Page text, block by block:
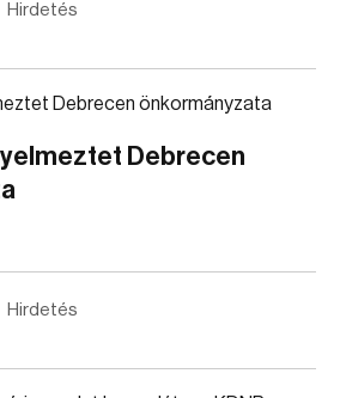
Hirdetés
Debrecen
Hirdetés